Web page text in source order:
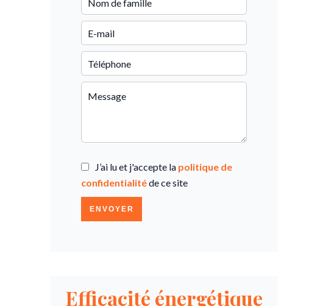
J’ai lu et j'accepte la politique de
confidentialitéde ce site
ENVOYER
Efficacité énergétique